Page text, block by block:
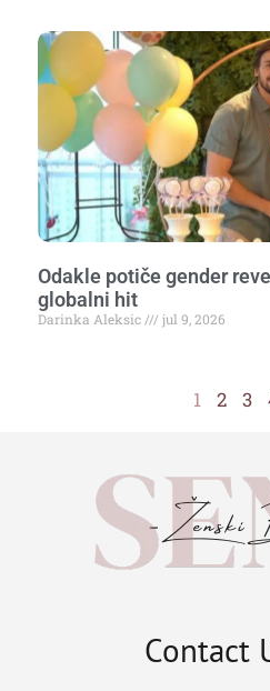
Odakle potiče gender
globalni hit
Darinka Aleksic jul 9, 2026
1 2 3
Contact